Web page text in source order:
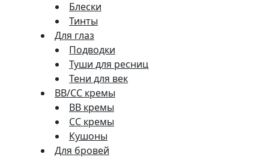
Блески
Тинты
Для глаз
Подводки
Туши для ресниц
Тени для век
BB/CC кремы
BB кремы
СС кремы
Кушоны
Для бровей